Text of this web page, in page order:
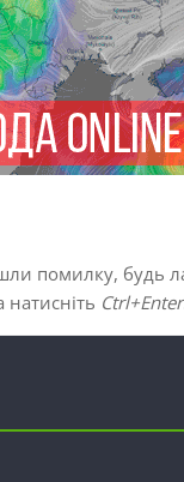
помилку, будь
натисніть Ctrl+Enter